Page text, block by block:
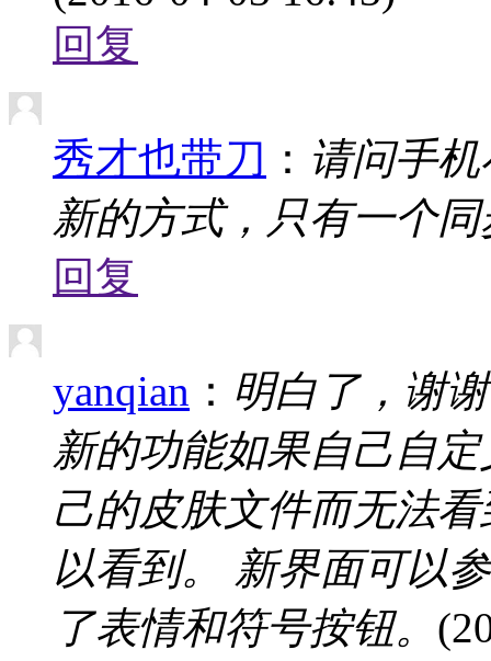
回复
秀才也带刀 ： 请问手
新的方式，只有一个
回复
yanqian ： 明白了，谢
新的功能如果自己自
己的皮肤文件而无法
以看到。 新界面可以
了表情和符号按钮。